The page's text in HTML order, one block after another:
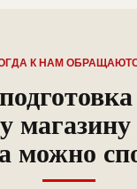
К НАМ
можно